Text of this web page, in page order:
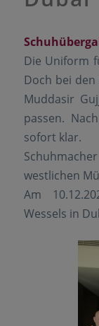
Die Uniform
Doch bei
Muddasir
passen.
sofort klar.
westlichen
Am
Wessels in